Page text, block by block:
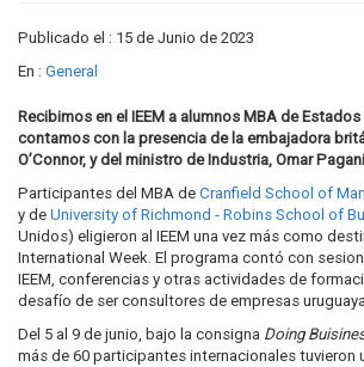
Publicado el : 15 de Junio de 2023
En : General
Recibimos en el IEEM a alumnos MBA de
contamos con la presencia de la embajadora
O’Connor, y del ministro de Industria, Omar
Participantes del MBA de Cranfield School of
y de University of Richmond - Robins School of
Unidos) eligieron al IEEM una vez más como
International Week. El programa contó con
IEEM, conferencias y otras actividades de
desafío de ser consultores de empresas
Del 5 al 9 de junio, bajo la consigna Doing
más de 60 participantes internacionales tuvieron